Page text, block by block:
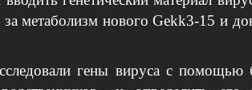
за метаболизм нового Gekk3-15 и
гены вируса с помощью